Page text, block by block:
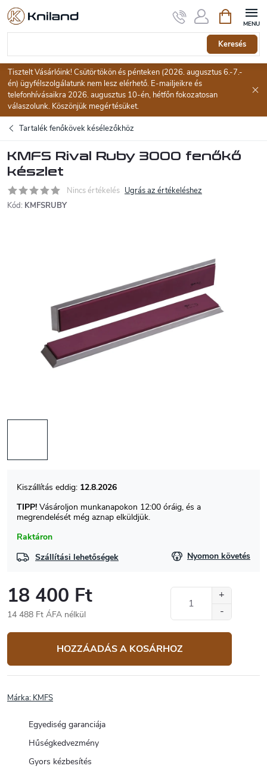
Ugrás
tartalomhoz
Keresés
Tisztelt Vásárlóink! Csütörtökön és pénteken (2026. augusztus 6.-7.-
én) ügyfélszolgálatunk nem lesz elérhető. E-mailjeikre és
telefonhívásaikra 2026. augusztus 10-én, hétfőn fokozatosan
válaszolunk. Köszönjük megértésüket.
Tartalék fenőkövek késélezőkhöz
KMFS Rival Ruby 3000 fenőkő
készlet
Nincs értékelés Ugrás az értékeléshez
Kód: KMFSRUBY
Raktáron
12.8.2026
TIPP! Vásároljon munkanapokon 12:00 óráig, és a
megrendelését még aznap elküldjük.
Szállítási lehetőségek Nyomon követés
18 400 Ft
14 488 Ft ÁFA nélkül
HOZZÁADÁS A KOSÁRHOZ
Márka: KMFS
Egyediség garanciája
Hűségkedvezmény
Gyors kézbesítés